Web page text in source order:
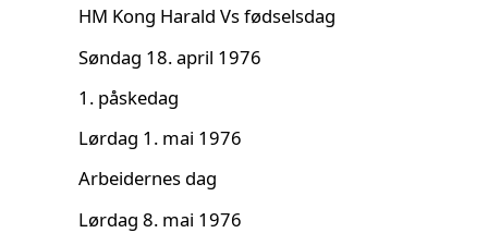
HM Kong Harald Vs fødselsdag
Søndag 18. april 1976
1. påskedag
Lørdag 1. mai 1976
Arbeidernes dag
Lørdag 8. mai 1976